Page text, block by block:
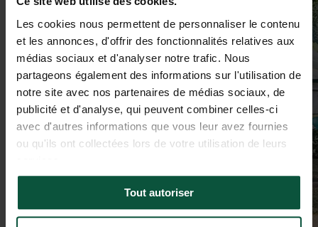
Les cookies nous permettent de personnaliser le contenu
et les annonces, d'offrir des fonctionnalités relatives aux
médias sociaux et d'analyser notre trafic. Nous
partageons également des informations sur l'utilisation de
notre site avec nos partenaires de médias sociaux, de
publicité et d'analyse, qui peuvent combiner celles-ci
avec d'autres informations que vous leur avez fournies
ou qu'ils ont collectées lors de votre utilisation de leurs
Tout autoriser